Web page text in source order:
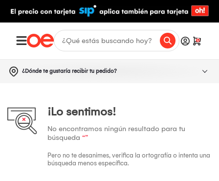
0
¿Dónde te gustaría recibir tu pedido?
¡Lo sentimos!
No encontramos ningún resultado para tu
búsqueda “”
Pero no te desanimes, verifica la ortografía o intenta una
búsqueda menos específica.